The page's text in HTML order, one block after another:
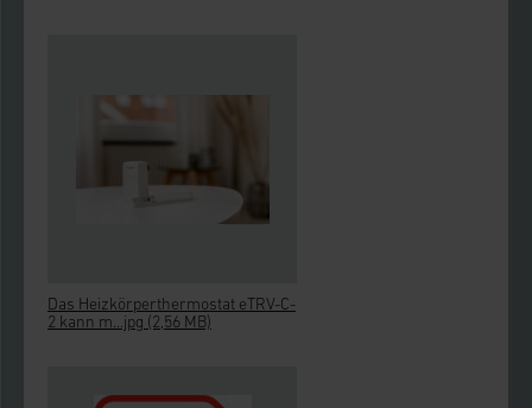
Das Heizkörperthermostat eTRV-C-
2 kann m...jpg (2,56 MB)